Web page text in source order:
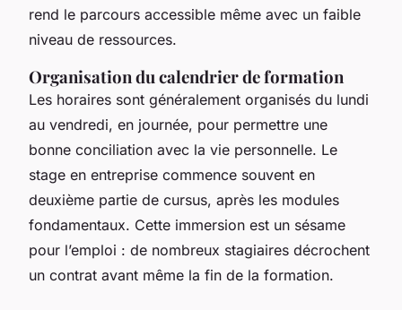
rend le parcours accessible même avec un faible
niveau de ressources.
Organisation du calendrier de formation
Les horaires sont généralement organisés du lundi
au vendredi, en journée, pour permettre une
bonne conciliation avec la vie personnelle. Le
stage en entreprise commence souvent en
deuxième partie de cursus, après les modules
fondamentaux. Cette immersion est un sésame
pour l’emploi : de nombreux stagiaires décrochent
un contrat avant même la fin de la formation.